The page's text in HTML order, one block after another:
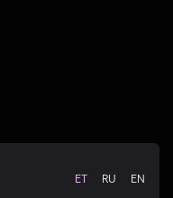
ET RU EN